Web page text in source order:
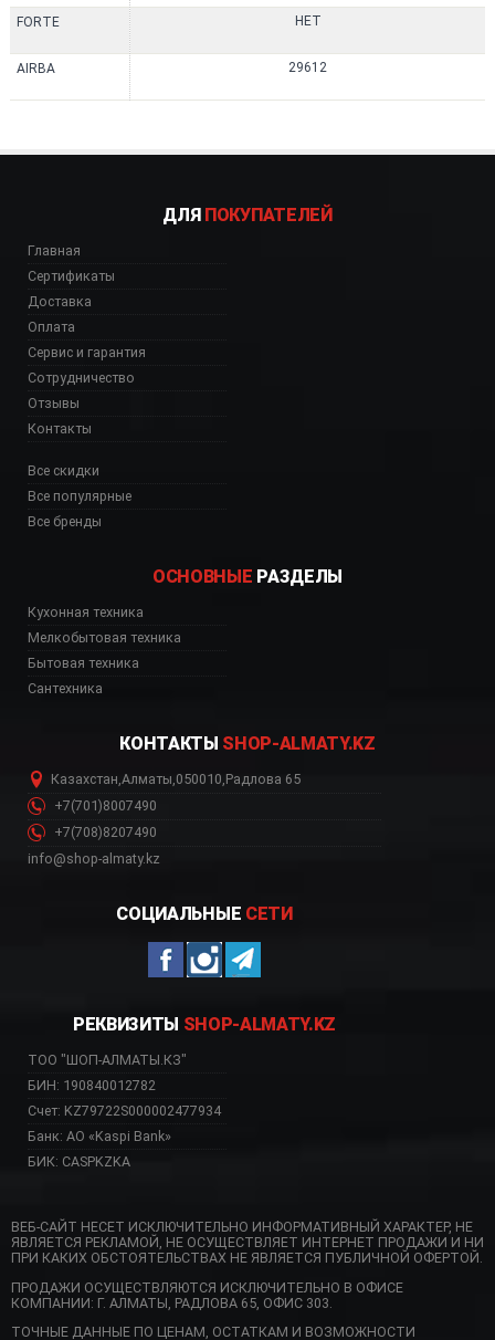
FORTE
AIRBA
НЕТ
29612
ДЛЯ ПОКУПАТЕЛЕЙ
Главная
Сертификаты
Доставка
Оплата
Сервис и гарантия
Сотрудничество
Отзывы
Контакты
Все скидки
Все популярные
Все бренды
ОСНОВНЫЕ РАЗДЕЛЫ
Кухонная техника
Мелкобытовая техника
Бытовая техника
Сантехника
КОНТАКТЫ SHOP-ALMATY.KZ
Казахстан,Алматы,050010,Радлова 65
+7(701)8007490
+7(708)8207490
info@shop-almaty.kz
СОЦИАЛЬНЫЕ СЕТИ
РЕКВИЗИТЫ SHOP-ALMATY.KZ
ТОО "ШОП-АЛМАТЫ.КЗ"
БИН: 190840012782
Счет: KZ79722S000002477934
Банк: АО «Kaspi Bank»
БИК: CASPKZKA
ВЕБ-САЙТ НЕСЕТ ИСКЛЮЧИТЕЛЬНО ИНФОРМАТИВНЫЙ ХАРАКТЕР, НЕ
ЯВЛЯЕТСЯ РЕКЛАМОЙ, НЕ ОСУЩЕСТВЛЯЕТ ИНТЕРНЕТ ПРОДАЖИ И НИ
ПРИ КАКИХ ОБСТОЯТЕЛЬСТВАХ НЕ ЯВЛЯЕТСЯ ПУБЛИЧНОЙ ОФЕРТОЙ.
ПРОДАЖИ ОСУЩЕСТВЛЯЮТСЯ ИСКЛЮЧИТЕЛЬНО В ОФИСЕ
КОМПАНИИ: Г. АЛМАТЫ, РАДЛОВА 65, ОФИС 303.
ТОЧНЫЕ ДАННЫЕ ПО ЦЕНАМ, ОСТАТКАМ И ВОЗМОЖНОСТИ